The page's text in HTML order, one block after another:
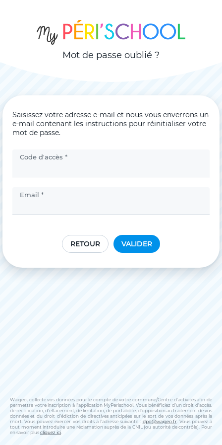
Mot de passe oublié ?
Saisissez votre adresse e-mail et nous vous enverrons un
e-mail contenant les instructions pour réinitialiser votre
mot de passe.
Code d'accès *
Email *
RETOUR VALIDER
Waigeo, collecte vos données pour le compte de votre commune/Centre d’activités afin de
permettre votre inscription à l’application MyPerischool. Vous bénéficiez d’un droit d’accès,
de rectification, d’effacement, de limitation, de portabilité, d’opposition au traitement de vos
données et du droit d’édiction de directives anticipées sur le sort de vos données après la
mort. Vous pouvez exercer vos droits à l’adresse suivante : dpo@waigeo.fr. Vous pouvez à
tout moment introduire une réclamation auprès de la CNIL (ou autorité de contrôle). Pour
en savoir pluscliquez ici